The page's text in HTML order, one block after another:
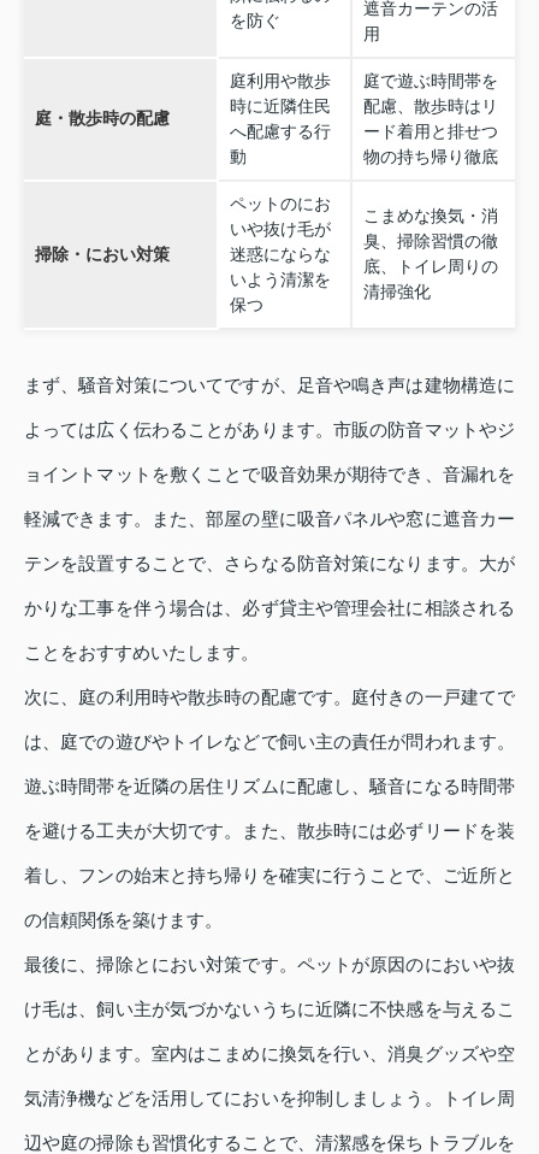
を防ぐ
遮音カーテンの活
用
庭・散歩時の配慮
庭利用や散歩
時に近隣住民
へ配慮する行
動
庭で遊ぶ時間帯を
配慮、散歩時はリ
ード着用と排せつ
物の持ち帰り徹底
掃除・におい対策
ペットのにお
いや抜け毛が
迷惑にならな
いよう清潔を
保つ
こまめな換気・消
臭、掃除習慣の徹
底、トイレ周りの
清掃強化
まず、騒音対策についてですが、足音や鳴き声は建物構造に
よっては広く伝わることがあります。市販の防音マットやジ
ョイントマットを敷くことで吸音効果が期待でき、音漏れを
軽減できます。また、部屋の壁に吸音パネルや窓に遮音カー
テンを設置することで、さらなる防音対策になります。大が
かりな工事を伴う場合は、必ず貸主や管理会社に相談される
ことをおすすめいたします。
次に、庭の利用時や散歩時の配慮です。庭付きの一戸建てで
は、庭での遊びやトイレなどで飼い主の責任が問われます。
遊ぶ時間帯を近隣の居住リズムに配慮し、騒音になる時間帯
を避ける工夫が大切です。また、散歩時には必ずリードを装
着し、フンの始末と持ち帰りを確実に行うことで、ご近所と
の信頼関係を築けます。
最後に、掃除とにおい対策です。ペットが原因のにおいや抜
け毛は、飼い主が気づかないうちに近隣に不快感を与えるこ
とがあります。室内はこまめに換気を行い、消臭グッズや空
気清浄機などを活用してにおいを抑制しましょう。トイレ周
辺や庭の掃除も習慣化することで、清潔感を保ちトラブルを